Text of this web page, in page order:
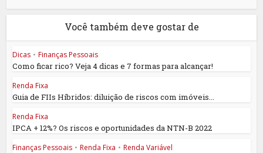
Você também deve gostar de
Dicas • Finanças Pessoais
Como ficar rico? Veja 4 dicas e 7 formas para alcançar!
Renda Fixa
Guia de FIIs Híbridos: diluição de riscos com imóveis...
Renda Fixa
IPCA + 12%? Os riscos e oportunidades da NTN-B 2022
Finanças Pessoais • Renda Fixa • Renda Variável